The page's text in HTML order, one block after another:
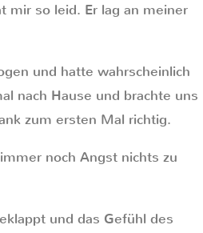
mir so leid. Er lag an meiner
und hatte wahrscheinlich
nach Hause und brachte uns
zum ersten Mal richtig.
noch Angst nichts zu
und das Gefühl des